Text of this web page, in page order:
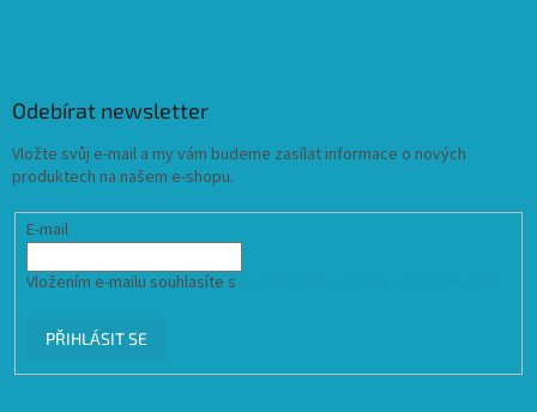
Odebírat newsletter
Vložte svůj e-mail a my vám budeme zasílat informace o nových
produktech na našem e-shopu.
E-mail
Vložením e-mailu souhlasíte s
PŘIHLÁSIT SE